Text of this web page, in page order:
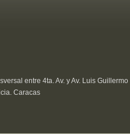
entre 4ta. Av. y Av. Luis Guillermo
Caracas